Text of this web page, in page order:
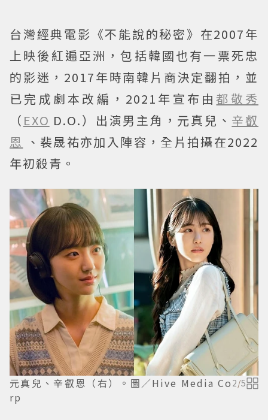
台灣經典電影《不能說的秘密》在2007年
上映後紅遍亞洲，包括韓國也有一票死忠
的影迷，2017年時南韓片商決定翻拍，並
已完成劇本改編，2021年宣布由都敬秀
（ EXO D.O.）出演男主角，元真兒、 辛叡
恩 、裴晟祐亦加入陣容，全片拍攝在2022
年初殺青。
元真兒、辛叡恩（右）。圖／Hive Media Co
rp
2/5